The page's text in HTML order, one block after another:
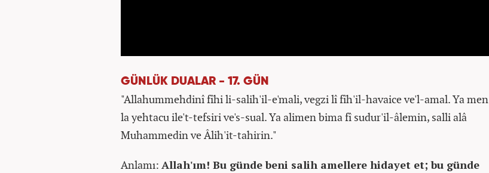
GÜNLÜK DUALAR - 17. GÜN
"Allahummehdinî fîhi li-salih'il-e'mali, vegzi lî fîh'il-havaice ve'l-amal. Ya men
la yehtacu ile't-tefsiri ve's-sual. Ya alimen bima fî sudur'il-âlemin, salli alâ
Muhammedin ve Âlih'it-tahirin."
Anlamı: Allah'ım! Bu günde beni salih amellere hidayet et; bu günde